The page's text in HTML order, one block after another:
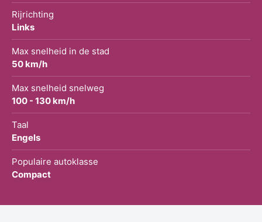
Rijrichting
Links
Max snelheid in de stad
50 km/h
Max snelheid snelweg
100 - 130 km/h
Taal
Engels
Populaire autoklasse
Compact